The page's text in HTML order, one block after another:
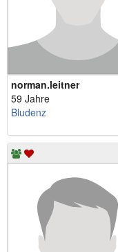
norman.leitner
59 Jahre
Bludenz